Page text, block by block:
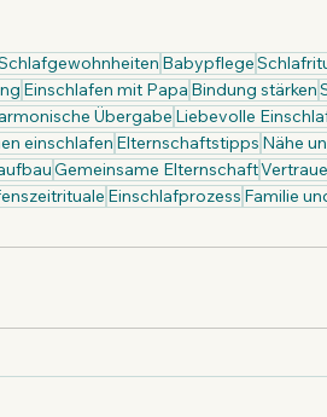
Babypflege
Einschlafen mit Papa Bindung stärken
Übergabe Liebevolle
einschlafen Elternschaftstipps Nähe
Gemeinsame Elternschaft
Einschlafprozess Familie